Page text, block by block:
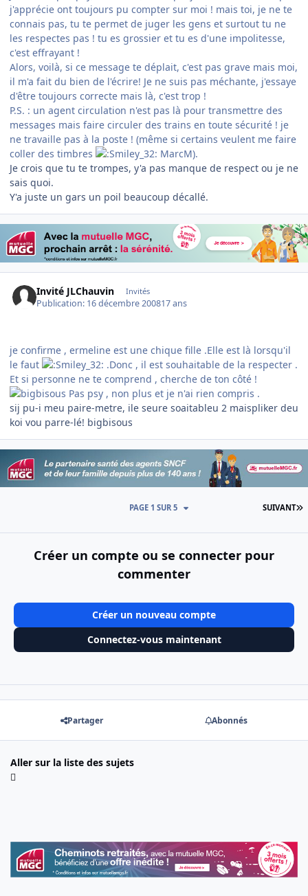
j'apprécie ont toujours pu compter sur moi ! mais toi, je ne te
connais pas, tu te permet de juger les gens et surtout tu ne
les respectes pas ! tu es grossier et tu es d'une impolitesse,
c'est effrayant !
Alors, voilà, si ce message te déplait, c'est pas grave mais moi,
il m'a fait du bien de l'écrire! Je ne suis pas méchante, j'essaye
d'être toujours correcte mais là, c'est trop !
P.S. : un agent circulation n'est pas là pour transmettre des
messages mais faire circuler des trains en toute sécurité ! je
ne travaille pas à la poste ! (même si certains veulent me faire
coller des timbres
MarcM).
Je crois que tu te trompes, y'a pas manque de respect ou je ne
sais quoi.
Y'a juste un gars un poil beaucoup décallé.
Invité JLChauvin Invités
Publication: 16 décembre 200817 ans
je confirme , ermeline est une chique fille .Elle est là lorsqu'il
le faut
.Donc , il est souhaitable de la respecter .
Et si personne ne te comprend , cherche de ton côté !
Pas psy , non plus et je n'ai rien compris .
sij pu-i meu paire-metre, ile seure soaitableu 2 maispliker deu
koi vou parre-lé! bigbisous
SUIVANT
PAGE 1 SUR 5
Créer un compte ou se connecter pour
commenter
Créer un nouveau compte
Connectez-vous maintenant
Partager Abonnés
Aller sur la liste des sujets